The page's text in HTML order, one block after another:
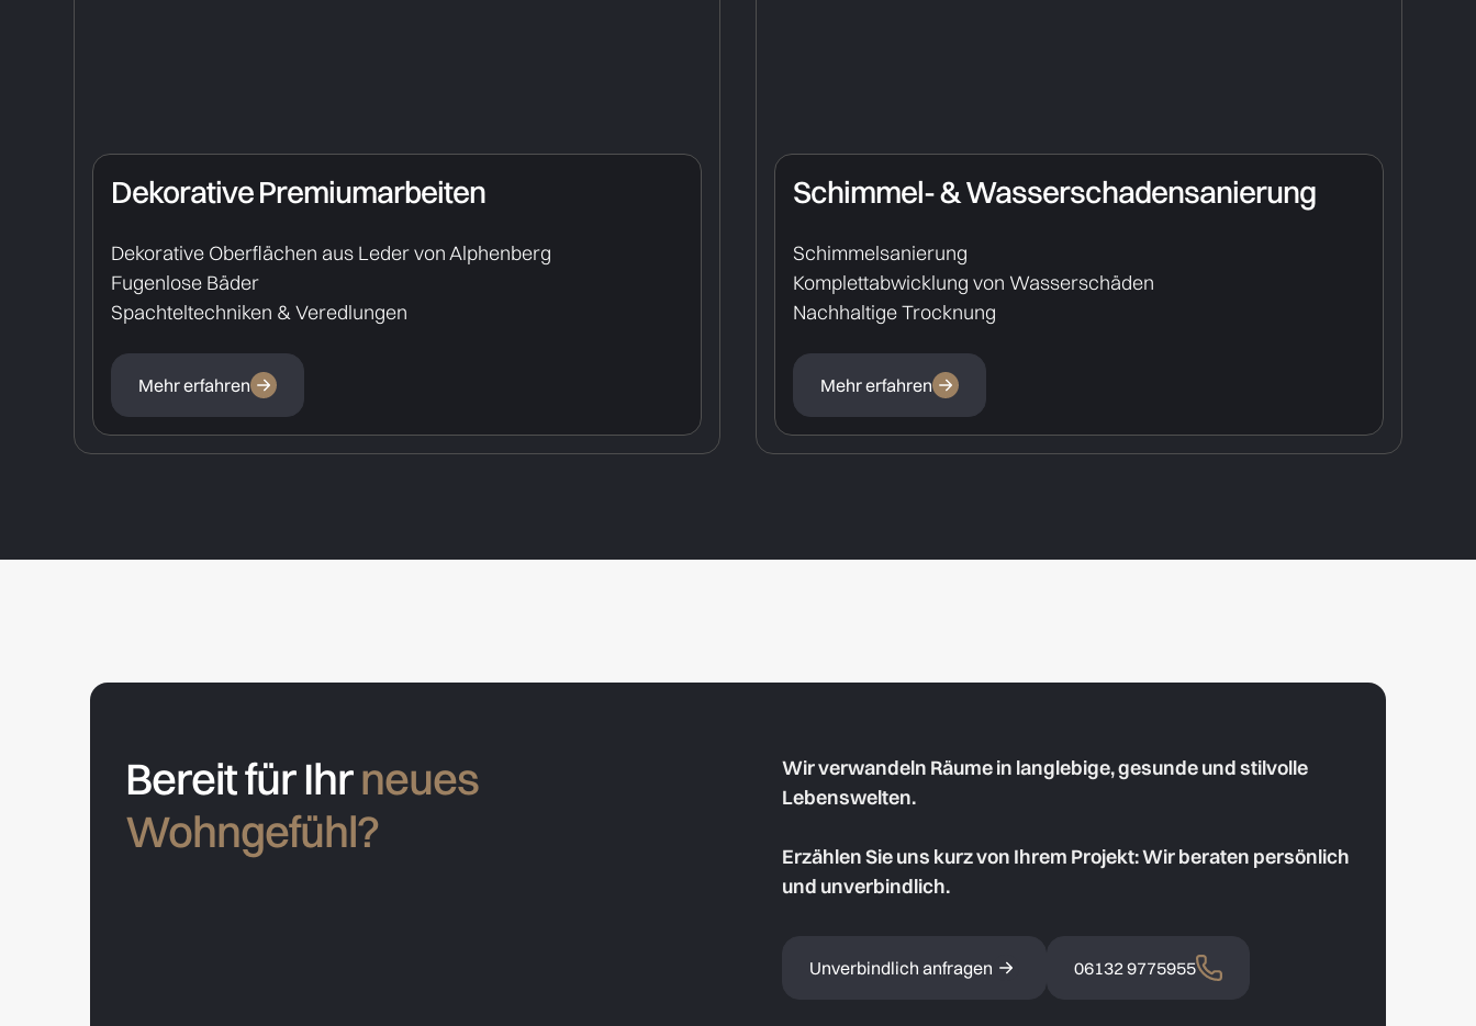
Dekorative Premiumarbeiten
Dekorative Oberflächen aus Leder von Alphenberg
Fugenlose Bäder
Spachteltechniken & Veredlungen
Mehr erfahren
Schimmel- & Wasserschadensanierung
Schimmelsanierung
Komplettabwicklung von Wasserschäden
Nachhaltige Trocknung
Mehr erfahren
Bereit für Ihrneues
Wohngefühl?
Wir verwandeln Räume in langlebige, gesunde und stilvolle
Lebenswelten.
Erzählen Sie uns kurz von Ihrem Projekt: Wir beraten persönlich
und unverbindlich.
Unverbindlich anfragen 06132 9775955